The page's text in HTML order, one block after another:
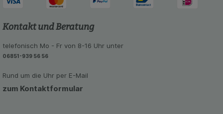
unsere Website weiter für Sie optimieren können,
Werbung auf Drittseiten möglichst relevant für Sie
zu gestalten. Bitte beachten Sie, dass Daten
hierfür teilweise an Dritte wie z.B. Google oder
soziale Medien übertragen werden.
Kontakt und Beratung
telefonisch Mo - Fr von 8-16 Uhr unter
06851-939 56 56
Rund um die Uhr per E-Mail
zum Kontaktformular